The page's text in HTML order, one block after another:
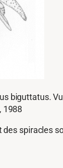
biguttatus.
1988
spiracles